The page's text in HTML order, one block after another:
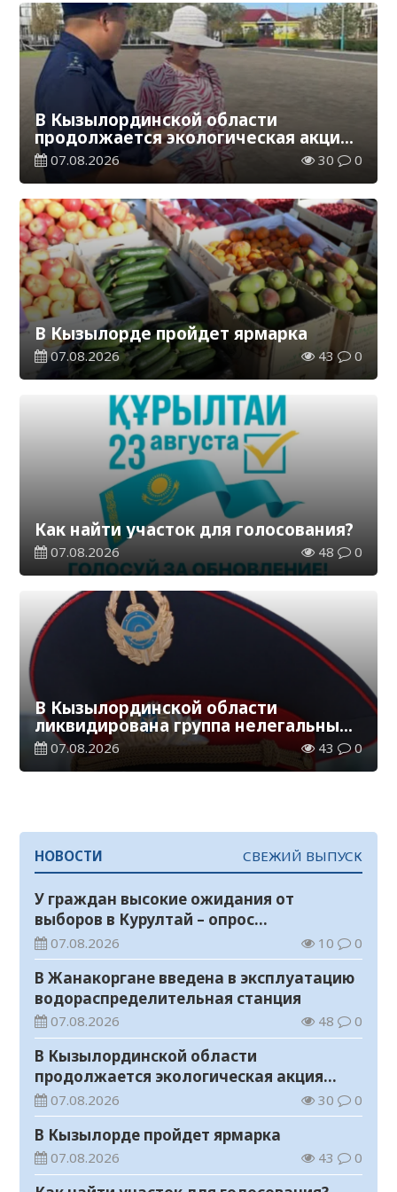
В Кызылординской области
продолжается экологическая акция
«Таза Қазақстан»
07.08.2026 30 0
В Кызылорде пройдет ярмарка
07.08.2026 43 0
Как найти участок для голосования?
07.08.2026 48 0
В Кызылординской области
ликвидирована группа нелегальных
добытчиков золота
07.08.2026 43 0
НОВОСТИ СВЕЖИЙ ВЫПУСК
У граждан высокие ожидания от
выборов в Курултай – опрос
общественного мнения
07.08.2026 10 0
В Жанакоргане введена в эксплуатацию
водораспределительная станция
07.08.2026 48 0
В Кызылординской области
продолжается экологическая акция
«Таза Қазақстан»
07.08.2026 30 0
В Кызылорде пройдет ярмарка
07.08.2026 43 0